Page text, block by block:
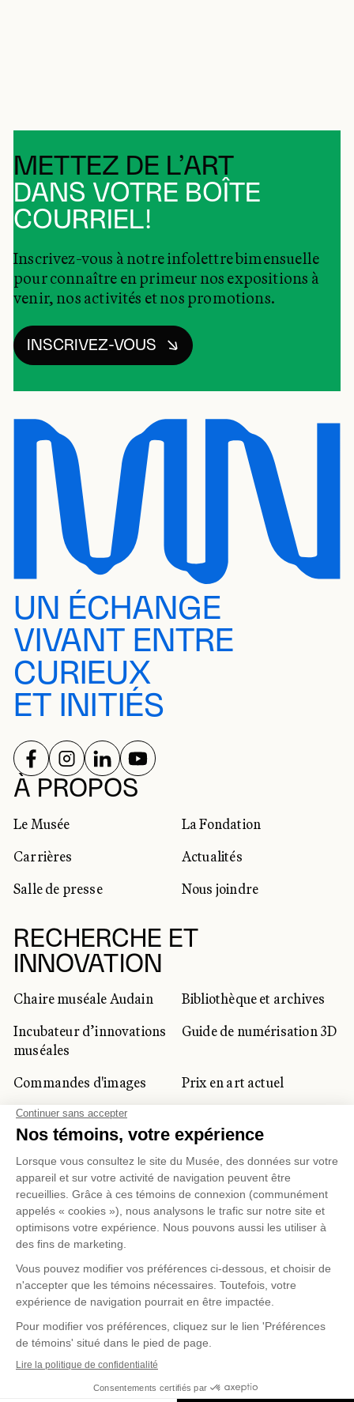
METTEZ DE L’ART
DANS VOTRE BOÎTE
COURRIEL!
Inscrivez-vous à notre infolettre bimensuelle
pour connaître en primeur nos expositions à
venir, nos activités et nos promotions.
INSCRIVEZ-VOUS
UN ÉCHANGE
VIVANT ENTRE
CURIEUX
ET INITIÉS
À PROPOS
Le Musée
La Fondation
Carrières
Actualités
Salle de presse
Nous joindre
RECHERCHE ET
INNOVATION
Chaire muséale Audain
Bibliothèque et archives
Incubateur d’innovations
muséales
Guide de numérisation 3D
Commandes d'images
Prix en art actuel
Prix Lynne-Cohen
CLIENTÈLE CORPORATIVE
ET PRIVÉE
Location d'espaces
Activités corporatives
professionnels du
tourisme
RÉSEAUX SOCIAUX
SUIVEZ-NOUS SUR
SUIVEZ-NOUS SUR
SUIVEZ-NOUS SUR
SUIVEZ-NOUS SUR
Gestion des témoinsPolitique de confidentialité
Conditions d'utilisation Politique d'achat en ligne
© 2026 MUSÉE NATIONAL DES BEAUX-ARTS DU